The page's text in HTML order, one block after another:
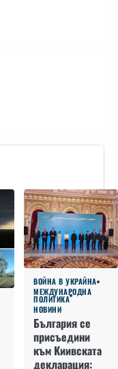
ВОЙНА В УКРАЙНА
МЕЖДУНАРОДНА
ПОЛИТИКА
НОВИНИ
България се
присъедини
към Киивската
декларация: